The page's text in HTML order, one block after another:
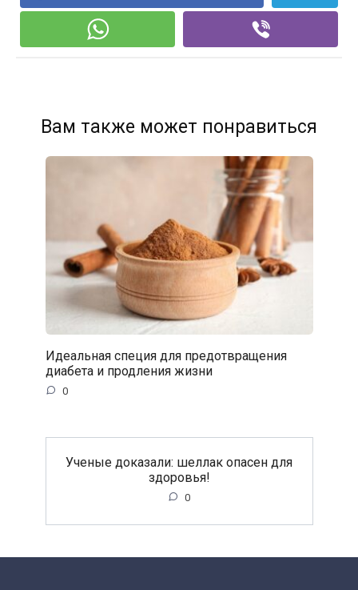
Вам также может понравиться
Идеальная специя для предотвращения
диабета и продления жизни
0
Ученые доказали: шеллак опасен для
здоровья!
0